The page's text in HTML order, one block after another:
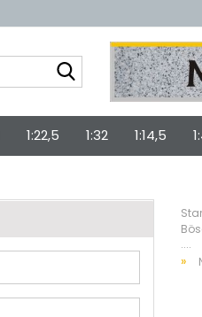
Suche...
1:22,5 1:32 1:14,5
....
»